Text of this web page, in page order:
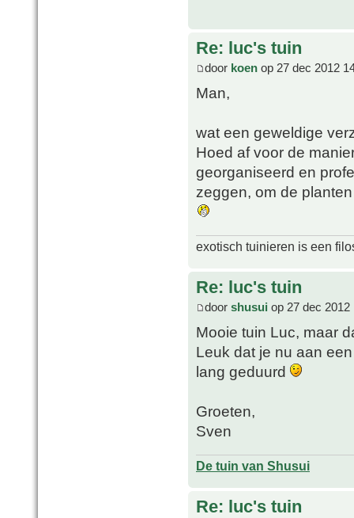
Re: luc's tuin
door koen op 27 dec 2012
Man,
wat een geweldige
Hoed af voor de
georganiseerd en
zeggen, om de
exotisch tuinieren is een
Re: luc's tuin
door shusui op 27 dec 2012
Mooie tuin Luc, maar
Leuk dat je nu aan
lang geduurd
Groeten,
Sven
De tuin van Shusui
Re: luc's tuin